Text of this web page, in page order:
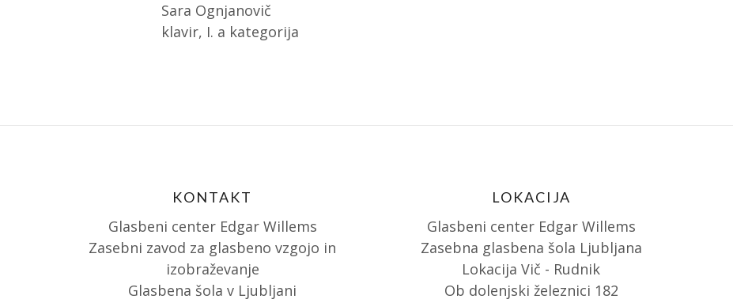
Sara Ognjanovič
klavir, I. a kategorija
KONTAKT
Glasbeni center Edgar Willems
Zasebni zavod za glasbeno vzgojo in
izobraževanje
Glasbena šola v Ljubljani
LOKACIJA
Glasbeni center Edgar Willems
Zasebna glasbena šola Ljubljana
Lokacija Vič - Rudnik
Ob dolenjski železnici 182